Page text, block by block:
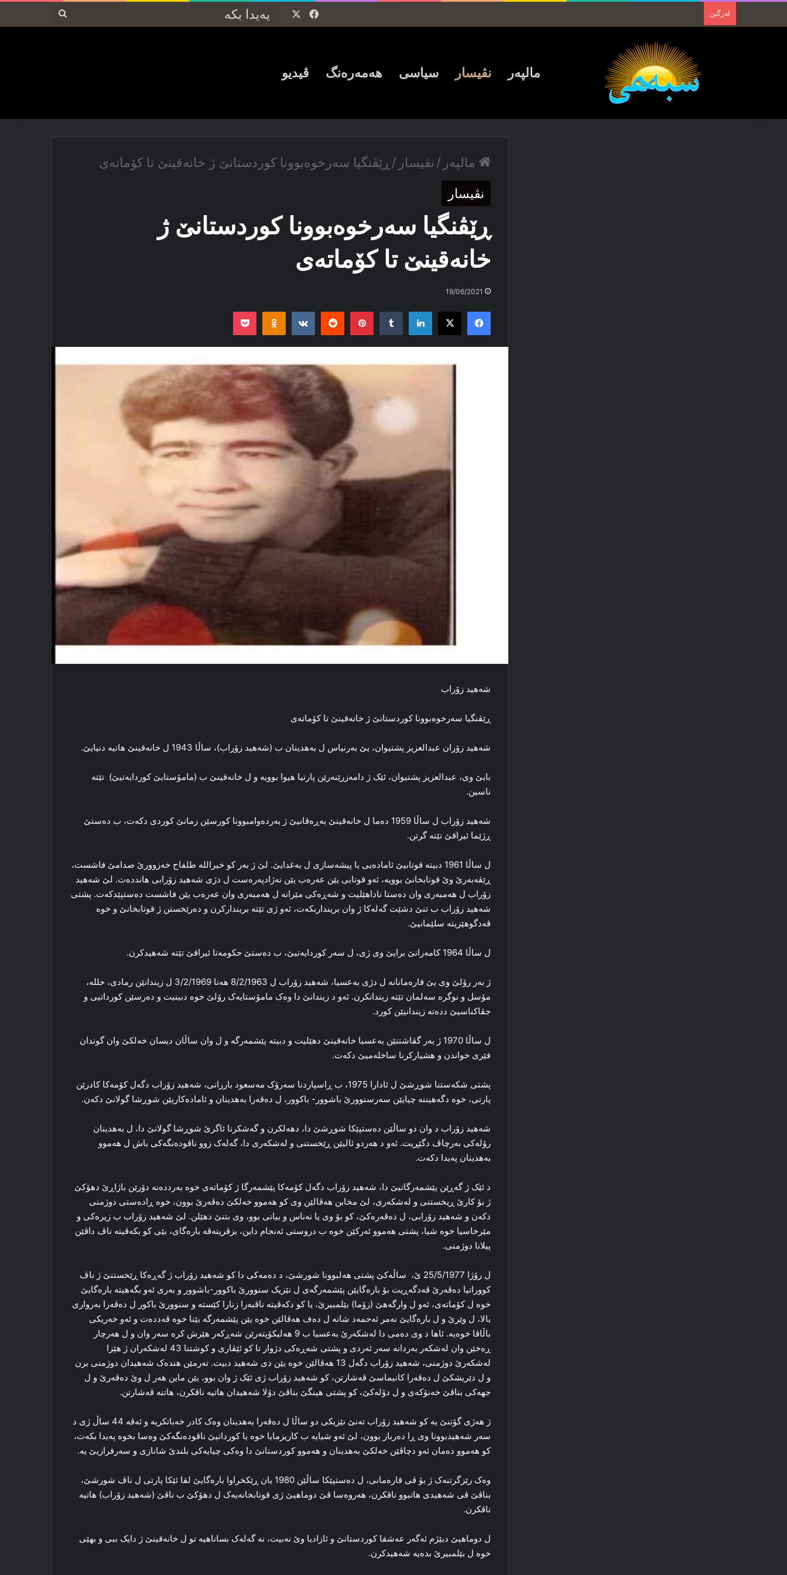
لەزگین Facebook
پەیدا
مالپەر نڤیسار سیاسی ھەمەرەنگ ڤیدیو
مالپەر / نڤیسار / ڕێڤنگیا سه‌رخوه‌بوونا کوردستانێ ژ خانه‌قینێ تا کۆماته‌ی
نڤیسار
ڕێڤنگیا سه‌رخوه‌بوونا کوردستانێ ژ
خانه‌قینێ تا کۆماته‌ی
19/06/2021
Facebook
X
LinkedIn
Tumblr
Pinterest
Reddit
VKontakte
Odnoklassniki
Pocket
شه‌هید زۆراب
ڕێڤنگیا سه‌رخوه‌بوونا کوردستانێ ژ خانه‌قینێ تا کۆماته‌ی
شه‌هید زۆران عبدالعزیز پشتیوان، یێ به‌رنیاس ل به‌هدینان ب (شه‌هید زۆراب)، ساڵا 1943 ل خانه‌قینێ هاتیه‌ دنیایێ.
بابێ وی، عبدالعزیز پشتیوان، ئێک ژ دامه‌زرێنه‌رێن پارتیا هیوا بوویه‌ و ل خانه‌قینێ ب (مامۆستایێ کوردایه‌تیێ) تێته‌
ناسین.
شه‌هید زۆراب ل ساڵا 1959 ده‌ما ل خانه‌قینێ به‌ڕه‌ڤانیێ ژ به‌رده‌وامبوونا کورسێن زمانێ کوردی دکه‌ت، ب ده‌ستێ
ڕژێما ئیراقێ تێته‌ گرتن.
ل ساڵا 1961 دبیته‌ قوتابیێ ئاماده‌یی یا پیشه‌سازی ل به‌غدایێ. لێ ژ به‌ر کو خیرالله‌ طلفاح خه‌زوورێ صدامێ فاشست،
ڕێڤه‌به‌رێ وێ قوتابخانێ بوویه‌، ئه‌و قوتابی یێن عه‌ره‌ب یێن نه‌ژادپه‌ره‌ست ل دژی شه‌هید زۆرابی هاندده‌ت. لێ شه‌هید
زۆراب ل هه‌مبه‌ری وان ده‌ستا ناداهێلیت و شه‌ڕه‌کی مێرانه‌ ل هه‌مبه‌ری وان عه‌ره‌ب یێن فاشست ده‌ستپێدکه‌ت. پشتی
شه‌هید زۆراب ب تنێ دشێت گه‌له‌کا ژ وان برینداربکه‌ت، ئه‌و ژی تێته‌ بریندارکرن و ده‌رێخستن ژ قوتابخانێ و خوه‌
ڤه‌دگوهێزیته‌ سلێمانیێ.
ل ساڵا 1964 کامه‌رانێ برایێ وی ژی، ل سه‌ر کوردایه‌تیێ، ب ده‌ستێ حکومه‌تا ئیراقێ تێته‌ شه‌هیدکرن.
ژ به‌ر رۆلێ وی یێ قاره‌مانانه‌ ل دژی به‌عسیا، شه‌هید زۆراب ل 8/2/1963 هه‌تا 3/2/1969 ل زیندانێن رمادی، حلله‌،
مۆسل و نوگره‌ سه‌لمان تێته‌ زیندانکرن. ئه‌و د زیندانێ دا وه‌ک مامۆستایه‌ک رۆلێ خوه‌ دبینیت و ده‌رسێن کورداتیی و
جڤاکناسیێ دده‌ته‌ زیندانیێن کورد.
ل ساڵا 1970 ژ به‌ر گڤاشتنێن به‌عسیا خانه‌قینێ دهێلیت و دبیته‌ پێشمه‌رگه‌ و ل وان ساڵان دیسان خه‌لکێ وان گوندان
فێری خواندن و هشیارکرنا ساخله‌میێ دکه‌ت.
پشتی شکه‌ستنا شوڕشێ ل ئادارا 1975، ب ڕاسپاردنا سه‌رۆک مه‌سعود بارزانی، شه‌هید زۆراب دگه‌ل کۆمه‌کا کادرێن
پارتی، خوه‌ دگه‌هیننه‌ چیایێن سه‌رسنوورێ باشوور- باکوور، ل ده‌ڤه‌را به‌هدینان و ئاماده‌کاریێن شوڕشا گولانێ دکه‌ن.
شه‌هید زۆراب د وان دو ساڵێن ده‌ستپێکا شوڕشێ دا، دهه‌لکرن و گه‌شکرنا ئاگرێ شوڕشا گولانێ دا، ل به‌هدینان
رۆله‌کی به‌رچاڤ دگێڕیت. ئه‌و د هه‌ردو ئالیێن ڕێخستنی و له‌شکه‌ری دا، گه‌له‌ک زوو ناڤوده‌نگه‌کی باش ل هه‌موو
به‌هدینان په‌یدا دکه‌ت.
د ئێک ژ گه‌ڕێن پێشمه‌رگاتیێ دا، شه‌هید زۆراب دگه‌ل کۆمه‌کا پێشمه‌رگا ژ کۆماته‌ی خوه‌ به‌ردده‌نه‌ دۆرێن باژاڕێ دهۆکێ
ژ بۆ کارێ ڕیخستنی و له‌شکه‌ری، لێ مخابن هه‌ڤالێن وی کو هه‌موو خه‌لکێ ده‌ڤه‌رێ بوون، خوه‌ ڕاده‌ستی دوژمنی
دکه‌ن و شه‌هید زۆرابی، ل ده‌ڤه‌ره‌کێ، کو بۆ وی یا نه‌ناس و بیانی بوو، وی بتنێ دهێلن. لێ شه‌هید زۆراب ب زیره‌کی و
مێرخاسیا خوه‌ شیا، پشتی هه‌موو ئه‌رکێن خوه‌ ب دروستی ئه‌نجام داین، بزڤریته‌ڤه‌ باره‌گای، بێی کو بکه‌ڤیته‌ ناڤ داڤێن
پیلانا دوژمنی.
ل رۆژا 25/5/1977 ێ، ساڵه‌کێ پشتی هه‌لبوونا شورشێ، د ده‌مه‌کی دا کو شه‌هید زۆراب ژ گه‌ڕه‌کا ڕێخستنێ ژ ناڤ
کووراتیا ده‌ڤه‌رێ ڤه‌دگه‌ڕیت بۆ باره‌گایێن پێشمه‌رگه‌ی ل نێزیک سنوورێ باکوور-باشوور و به‌ری ئه‌و بگه‌هیته‌ باره‌گایێ
خوه‌ ل کۆماته‌ی، ئه‌و ل وارگه‌هێ (زۆما) بێلمبیرێ، یا کو دکه‌ڤیته‌ ناڤبه‌را زنارا کێسته‌ و سنوورێ باکور ل ده‌ڤه‌را به‌رواری
بالا، ل وێرێ و ل باره‌گایێ نه‌مر ئه‌حمه‌د شانه‌ ل ده‌ف هه‌ڤالێن خوه‌ یێن پێشمه‌رگه‌ بێنا خوه‌ ڤه‌دده‌ت و ئه‌و خه‌ریکی
باڵاڤا خوه‌یه‌. ئاها د وی ده‌می دا له‌شکه‌رێ به‌عسیا ب 9 هه‌لیکۆپته‌رێن شه‌ڕکه‌ر هێرش کره‌ سه‌ر وان و ل هه‌رچار
ڕه‌خێن وان له‌شکه‌ر به‌ردانه‌ سه‌ر ئه‌ردی و پشتی شه‌ڕه‌کی دژوار تا کو ئێڤاری و کوشتنا 43 له‌شکه‌ران ژ هێزا
له‌شکه‌رێ دوژمنی، شه‌هید زۆراب دگه‌ل 13 هه‌ڤالێن خوه‌ یێن دی شه‌هید دبیت. تەرمێن هندەک شەهیدان دوژمنی برن
و ل دێریشکێ ل ده‌ڤه‌را کانیماسێ ڤه‌شارتن، کو شه‌هید زۆراب ژی ئێک ژ وان بوو، یێن ماین هه‌ر ل وێ ده‌ڤه‌رێ و ل
جهه‌کی بناڤێ خه‌نۆکه‌ی و ل دۆله‌کێ، کو پشتی هینگێ بناڤێ دۆلا شه‌هیدان هاتیه‌ ناڤکرن، هاتنه‌ ڤه‌شارتن.
ژ هه‌ژی گۆتنێ یه‌ کو شه‌هید زۆراب ته‌نێ نێزیکی دو ساڵا ل ده‌ڤه‌را به‌هدینان وه‌ک کادر خه‌باتکریه‌ و ئه‌ڤه‌ 44 ساڵ ژی د
سه‌ر شه‌هیدبوونا وی ڕا ده‌رباز بوون، لێ ئه‌و شیایه‌ ب کاریزمایا خوه‌ یا کورداتیێ ناڤوده‌نگه‌کێ وه‌سا بخوه‌ په‌یدا بکه‌ت،
کو هه‌موو ده‌مان ئه‌و دچاڤێن خه‌لکێ به‌هدینان و هه‌موو کوردستانێ دا وه‌کی چیایه‌کی بلندێ شانازی و سه‌رفرازیێ یه‌.
وه‌ک رێزگرتنه‌ک ژ بۆ ڤی قاره‌مانی، ل ده‌ستپێکا ساڵێن 1980 یان ڕێکخراوا باره‌گایێ لقا ئێکا پارتی ل ناڤ شورشێ،
بناڤێ ڤی شه‌هیدی هاتبوو ناڤکرن، هه‌روه‌سا ڤێ دوماهیێ ژی قوتابخانه‌یه‌ک ل دهۆکێ ب ناڤێ (شه‌هید زۆراب) هاتیه‌
ناڤکرن.
ل دوماهیێ دبێژم ئه‌گه‌ر عه‌شقا کوردستانێ و ئازادیا وێ نه‌بیت، نه‌ گه‌له‌ک بساناهیە تو ل خانه‌قینێ ژ دایک ببی و بھێی
خوه‌ ل بێلمبیرێ بده‌یه‌ شه‌هیدکرن.